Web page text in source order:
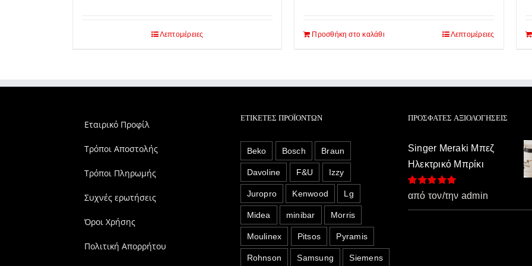
Λεπτομέρειες
700,00€.είναι:
Προσθήκη στο καλάθι Λεπτομέρειες
Εταιρικό Προφίλ
Τρόποι Αποστολής
Τρόποι Πληρωμής
Συχνές ερωτήσεις
Όροι Χρήσης
Πολιτική Απορρήτου
ΕΤΙΚΈΤΕΣ ΠΡΟΪΌΝΤΩΝ
Beko Bosch Braun
Davoline F&U Izzy
Juropro Kenwood Lg
Midea minibar Morris
Moulinex Pitsos Pyramis
Rohnson Samsung Siemens
ΠΡΌΣΦΑΤΕΣ ΑΞΙΟΛΟΓΉΣΕΙΣ
Singer Meraki Μπεζ
Ηλεκτρικό Μπρίκι
Βαθμολογήθηκε
από τον/την admin